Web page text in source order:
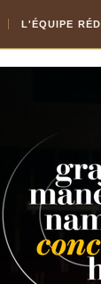
L'ÉQUIPE